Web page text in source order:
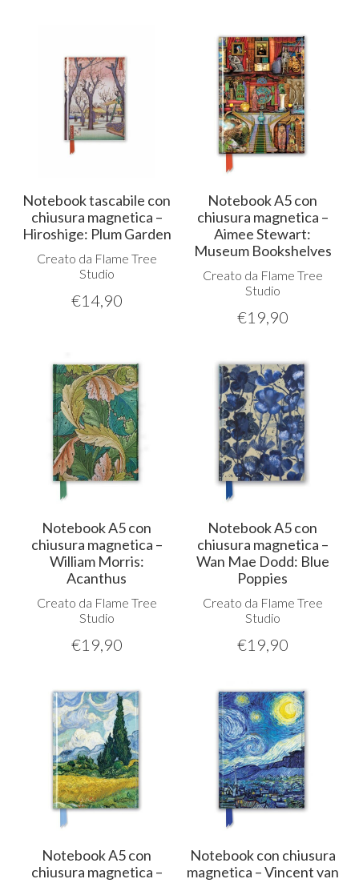
Notebook tascabile con
chiusura magnetica –
Hiroshige: Plum Garden
Creato da Flame Tree
Studio
€14,90
Notebook A5 con
chiusura magnetica –
Aimee Stewart:
Museum Bookshelves
Creato da Flame Tree
Studio
€19,90
Notebook A5 con
chiusura magnetica –
William Morris:
Acanthus
Creato da Flame Tree
Studio
€19,90
Notebook A5 con
chiusura magnetica –
Wan Mae Dodd: Blue
Poppies
Creato da Flame Tree
Studio
€19,90
Notebook A5 con
chiusura magnetica –
Notebook con chiusura
magnetica – Vincent van